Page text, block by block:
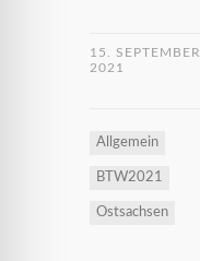
15. SEPTEMBER
2021
Allgemein
BTW2021
Ostsachsen